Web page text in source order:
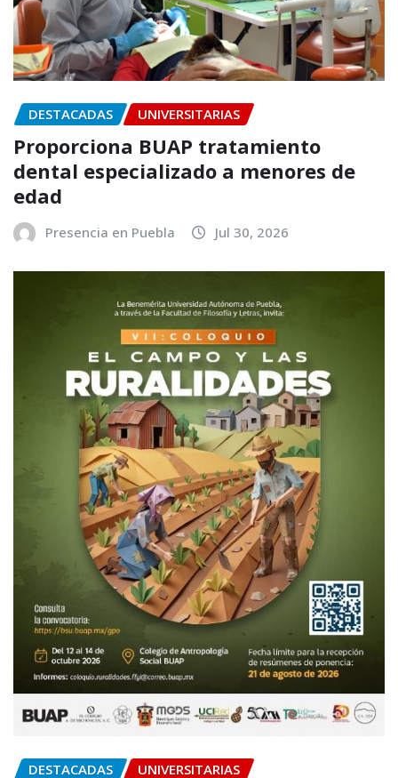
DESTACADAS UNIVERSITARIAS
Proporciona BUAP tratamiento
dental especializado a menores de
edad
Presencia en Puebla Jul 30, 2026
DESTACADAS UNIVERSITARIAS